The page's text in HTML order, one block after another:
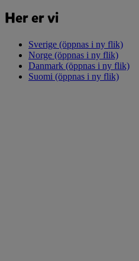
Her er vi
Sverige (öppnas i ny flik)
Norge (öppnas i ny flik)
Danmark (öppnas i ny flik)
Suomi (öppnas i ny flik)